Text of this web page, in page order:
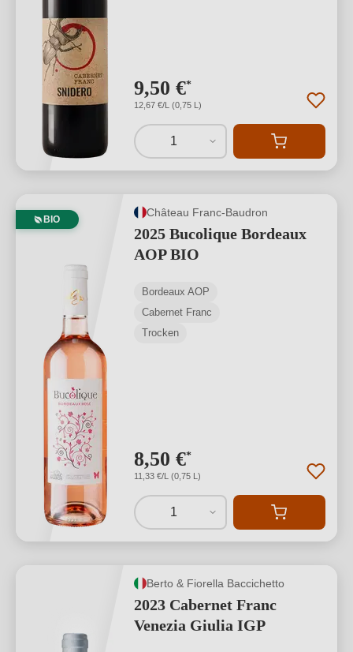
9,50 €*
12,67 €/L (0,75 L)
1
BIO
Château Franc-Baudron
2025 Bucolique Bordeaux
AOP BIO
Bordeaux AOP
Cabernet Franc
Trocken
8,50 €*
11,33 €/L (0,75 L)
1
Berto & Fiorella Baccichetto
2023 Cabernet Franc
Venezia Giulia IGP